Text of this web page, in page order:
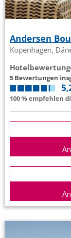
Andersen
Kopenhagen,
5 Bewertungen
100 % empfehlen